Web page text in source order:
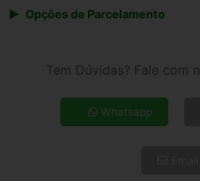
Opções de Parcelamento
4x de R$ 22,17
5x de R$ 17,97
Tem Dúvidas? Fale com
Whatsapp